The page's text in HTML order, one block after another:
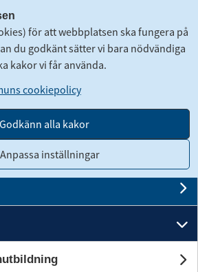
för att webbplatsen ska fungera på
du godkänt sätter vi bara nödvändiga
kakor vi får använda.
cookiepolicy
Godkänn alla kakor
Anpassa inställningar
Logga in
Stäng